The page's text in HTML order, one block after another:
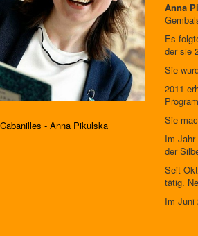
- Anna Pikulska
Anna
Es
der sie
Sie
2011
Sie
Im
der
Seit
tätig.
Im Juni